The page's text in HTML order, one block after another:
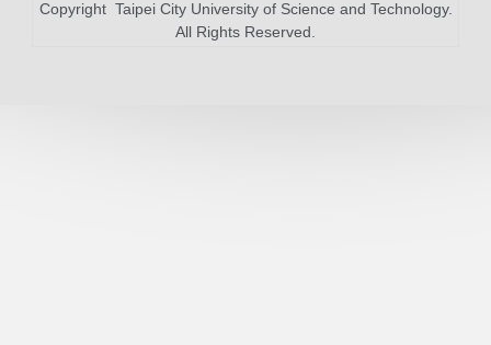
Copyright Taipei City University of Science and Technology.
All Rights Reserved.